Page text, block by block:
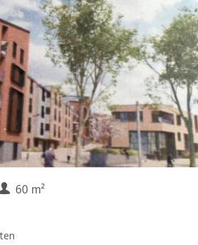
60 m²
KV 1459
built in 2020, centrally located
complex in Courbevoie with views of the
(250m) from the Esplanade supermarket.
Bus station 11 minutes (900m). E411
at the parking lot exit. Living room with...